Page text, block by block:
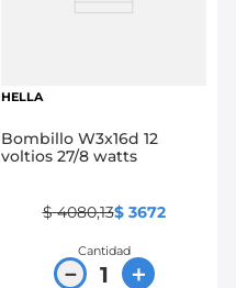
HELLA
Bombillo W3x16d 12
voltios 27/8 watts
$ 4080,13$ 3672
Cantidad
＋
－